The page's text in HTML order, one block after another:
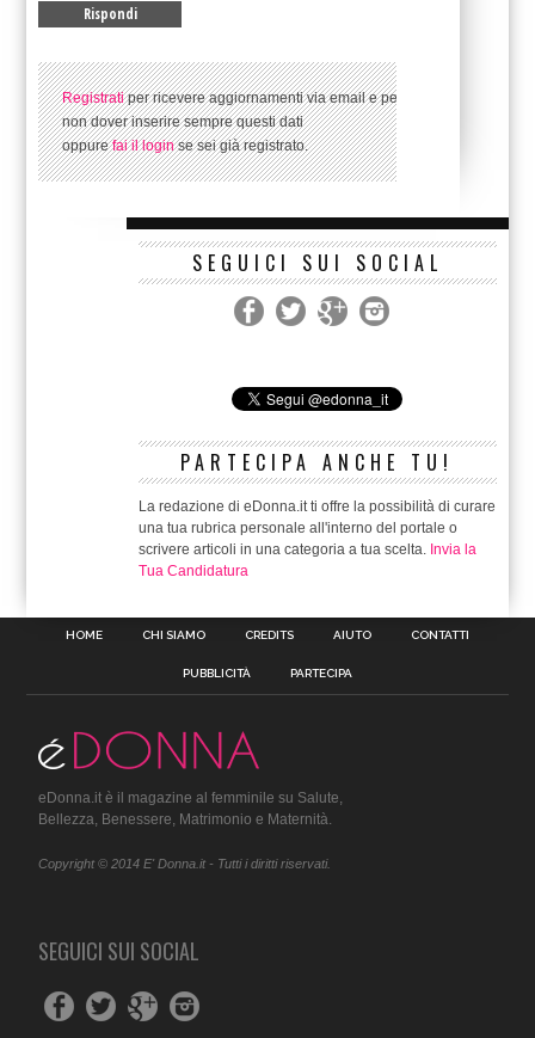
Registratiper ricevere aggiornamenti via email e per
non dover inserire sempre questi dati
oppurefai il loginse sei già registrato.
SEGUICI SUI SOCIAL
PARTECIPA ANCHE TU!
La redazione di eDonna.it ti offre la possibilità di curare
una tua rubrica personale all'interno del portale o
scrivere articoli in una categoria a tua scelta. Invia la
Tua Candidatura
HOME CHI SIAMO CREDITS AIUTO CONTATTI
PUBBLICITÀ PARTECIPA
eDonna.it è il magazine al femminile su Salute,
Bellezza, Benessere, Matrimonio e Maternità.
Copyright © 2014 E' Donna.it - Tutti i diritti riservati.
SEGUICI SUI SOCIAL